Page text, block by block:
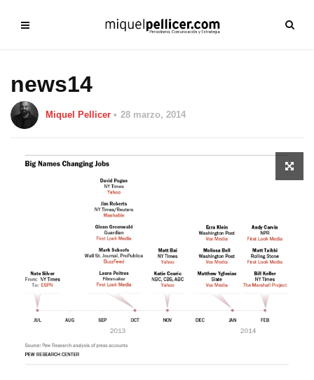
news14
Miquel Pellicer 28 marzo, 2014